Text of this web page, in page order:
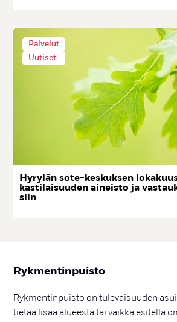
Palvelut
Uutiset
Hy­ry­län so­te-kes­kuk­sen
kas­ti­lai­suu­den ai­neis­to ja
siin
Ryk­men­tin­puis­to
Rykmentinpuisto on tulevaisuuden
tietää lisää alueesta tai vaikka esitellä